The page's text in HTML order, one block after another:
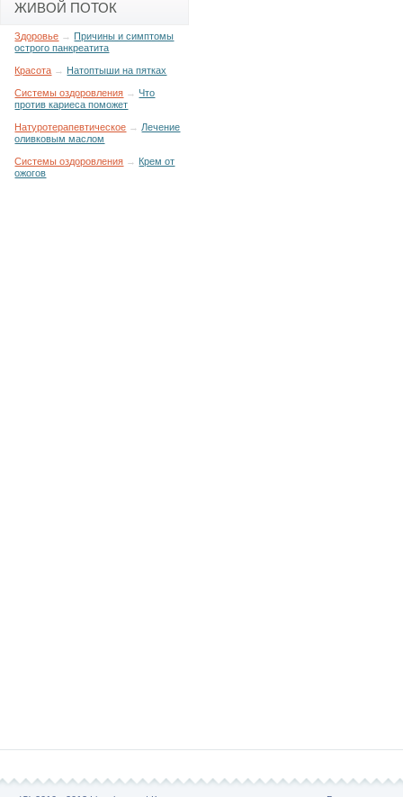
ЖИВОЙ ПОТОК
Здоровье → Причины и симптомы
острого панкреатита
Красота → Натоптыши на пятках
Системы оздоровления →Что
против кариеса поможет
Натуротерапевтическое → Лечение
оливковым маслом
Системы оздоровления → Крем от
ожогов